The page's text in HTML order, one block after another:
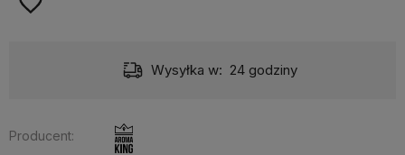
Wysyłka w: 24 godziny
Producent: